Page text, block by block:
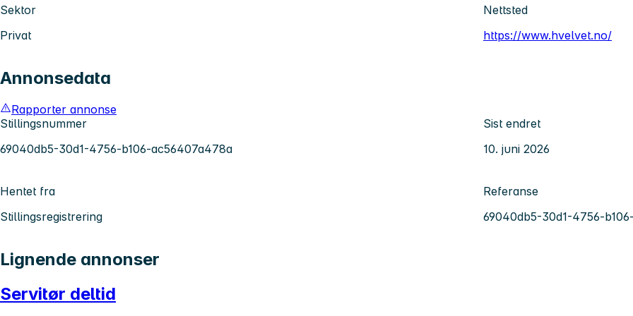
Sektor
Privat
Nettsted
https://www.hvelvet.no/
Annonsedata
Rapporter annonse
Stillingsnummer
69040db5-30d1-4756-b106-ac56407a478a
Sist endret
10. juni 2026
Hentet fra
Stillingsregistrering
Referanse
69040db5-30d1-4756-
Lignende annonser
Servitør deltid